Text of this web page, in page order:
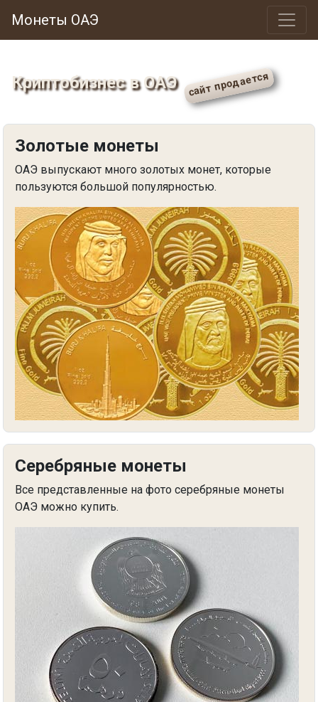
Монеты ОАЭ
Криптобизнес в ОАЭ
Золотые монеты
ОАЭ выпускают много золотых монет, которые
пользуются большой популярностью.
Серебряные монеты
Все представленные на фото серебряные монеты
ОАЭ можно купить.